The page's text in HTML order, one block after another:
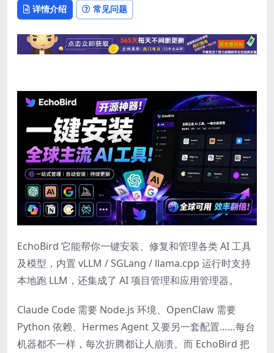
详情介绍 常见问题
EchoBird 它能帮你一键安装、修复和管理各类 AI 工具
及模型，内置 vLLM / SGLang / llama.cpp 运行时支持
本地跑 LLM，还集成了 AI 项目管理和应用管理器。
Claude Code 需要 Node.js 环境、OpenClaw 需要
Python 依赖、Hermes Agent 又要另一套配置……每台
机器都不一样，每次折腾都让人崩溃。而 EchoBird 把